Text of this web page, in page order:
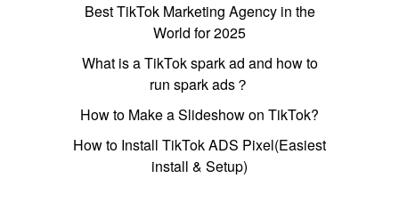
Best TikTok Marketing Agency in the
World for 2025
What is a TikTok spark ad and how to
run spark ads？
How to Make a Slideshow on TikTok?
How to Install TikTok ADS Pixel(Easiest
install & Setup)